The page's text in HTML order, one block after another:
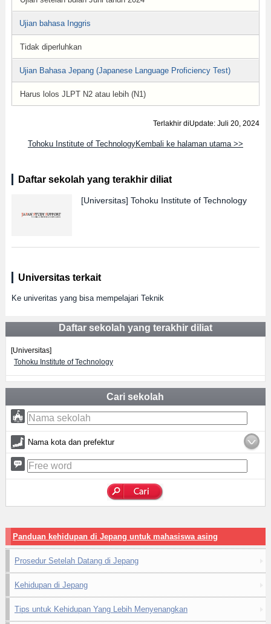
Ujian bahasa Inggris
Tidak diperluhkan
Ujian Bahasa Jepang (Japanese Language Proficiency Test)
Harus lolos JLPT N2 atau lebih (N1)
Terlakhir diUpdate: Juli 20, 2024
Tohoku Institute of TechnologyKembali ke halaman utama >>
Daftar sekolah yang terakhir diliat
[Universitas] Tohoku Institute of Technology
Universitas terkait
Ke univeritas yang bisa mempelajari Teknik
Daftar sekolah yang terakhir diliat
[Universitas]
Tohoku Institute of Technology
Cari sekolah
Nama kota dan prefektur
Panduan kehidupan di Jepang untuk mahasiswa asing
Prosedur Setelah Datang di Jepang
Kehidupan di Jepang
Tips untuk Kehidupan Yang Lebih Menyenangkan